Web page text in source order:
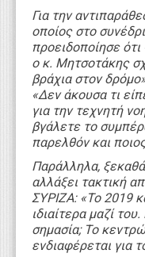
Για την
οποίος στο
προειδοποίησε
ο κ. Μητσοτάκης
βράχια στον
«Δεν άκουσα τι
για την τεχνητή
βγάλετε το
παρελθόν και
Παράλληλα,
αλλάξει τακτική
ΣΥΡΙΖΑ: «Το 2019
ιδιαίτερα μαζί
σημασία; Το
ενδιαφέρεται για